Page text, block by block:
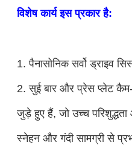
विशेष कार्य इस प्रकार है:
1. पैनासोनिक सर्वो ड्राइव
2. सुई बार और प्रेस प्लेट
जुड़े हुए हैं, जो उच्च
स्नेहन और गंदी सामग्री से